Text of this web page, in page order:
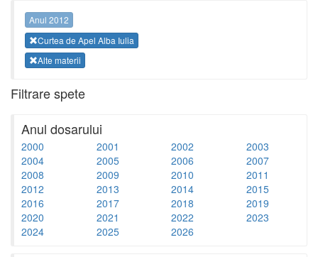
Anul 2012
Curtea de Apel Alba Iulia
Alte materii
Filtrare spete
Anul dosarului
2000 2001 2002
2003
2004
2005 2006
2007
2008
2009 2010
2011
2012
2013 2014
2015
2016
2017 2018
2019
2020
2021 2022
2023
2024
2025 2026